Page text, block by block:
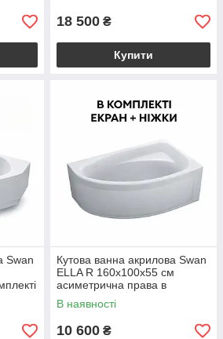
18 500 ₴
Купити
Swan
Кутова ванна акрилова Swan
ELLA R 160x100х55 см
асиметрична права в
комплекті ніжки та екран для
ванни
В наявності
10 600 ₴